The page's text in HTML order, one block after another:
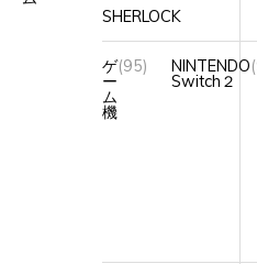
ゲ
ム
機
(95) NINTENDO
ツムツム